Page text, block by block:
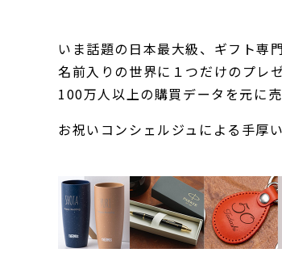
いま話題の日本最大級、ギフト専
名前入りの世界に１つだけのプレ
100万人以上の購買データを元に
お祝いコンシェルジュによる手厚